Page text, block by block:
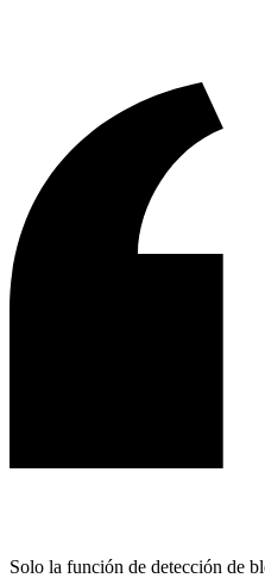
Solo la función de detección de